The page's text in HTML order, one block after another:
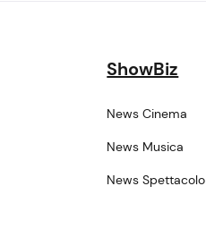
ShowBiz
News Cinema
News Musica
News Spettacolo